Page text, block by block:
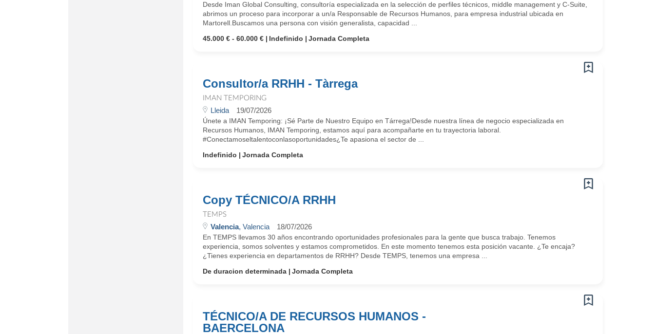
Desde Iman Global Consulting, consultoría especializada en la selección de perfiles técnicos, middle management y C-Suite,
abrimos un proceso para incorporar a un/a Responsable de Recursos Humanos, para empresa industrial ubicada en
Martorell.Buscamos una persona con visión generalista, capacidad ...
45.000 € - 60.000 €
Indefinido Jornada Completa
Consultor/a RRHH - Tàrrega
IMAN TEMPORING
Lleida 19/07/2026
Únete a IMAN Temporing: ¡Sé Parte de Nuestro Equipo en Tárrega!Desde nuestra línea de negocio especializada en
Recursos Humanos, IMAN Temporing, estamos aquí para acompañarte en tu trayectoria laboral.
#Conectamoseltalentoconlasoportunidades¿Te apasiona el sector de ...
Indefinido
Jornada Completa
Copy TÉCNICO/A RRHH
TEMPS
Valencia, Valencia 18/07/2026
En TEMPS llevamos 30 años encontrando oportunidades profesionales para la gente que busca trabajo. Tenemos
experiencia, somos solventes y estamos comprometidos. En este momento tenemos esta posición vacante. ¿Te encaja?
¿Tienes experiencia en departamentos de RRHH? Desde TEMPS, tenemos una empresa ...
De duracion determinada
Jornada Completa
TÉCNICO/A DE RECURSOS HUMANOS -
BAERCELONA